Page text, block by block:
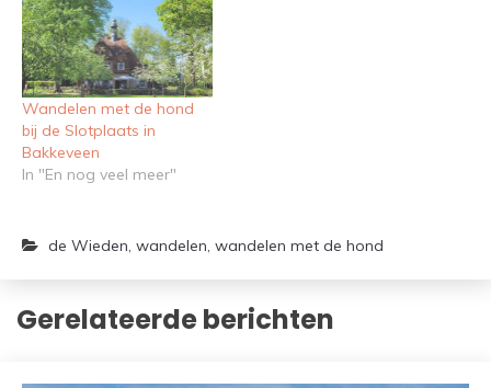
Wandelen met de hond
bij de Slotplaats in
Bakkeveen
In "En nog veel meer"
de Wieden wandelen wandelen met de hond
Gerelateerde berichten